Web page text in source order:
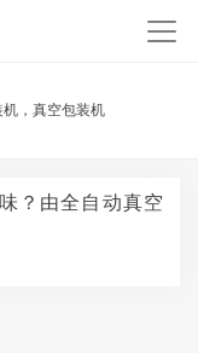
，真空包装机
？由全自动真空